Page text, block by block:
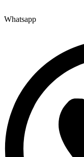
Whatsapp